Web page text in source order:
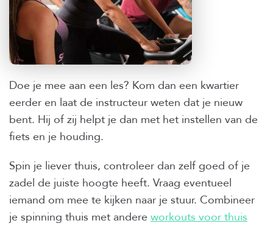
Doe je mee aan een les? Kom dan een kwartier
eerder en laat de instructeur weten dat je nieuw
bent. Hij of zij helpt je dan met het instellen van de
fiets en je houding.
Spin je liever thuis, controleer dan zelf goed of je
zadel de juiste hoogte heeft. Vraag eventueel
iemand om mee te kijken naar je stuur. Combineer
je spinning thuis met andere workouts voor thuis